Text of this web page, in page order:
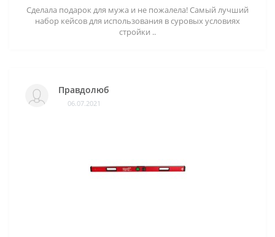
Сделала подарок для мужа и не пожалела! Самый лучший
набор кейсов для использования в суровых условиях
стройки ..
Правдолюб
06.07.2021